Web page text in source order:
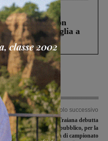
di Castiglion
ucciso la figlia a
Articolo successivo
Il Terranuova Traiana debutta
davanti al proprio pubblico, per la
seconda giornata di campionato